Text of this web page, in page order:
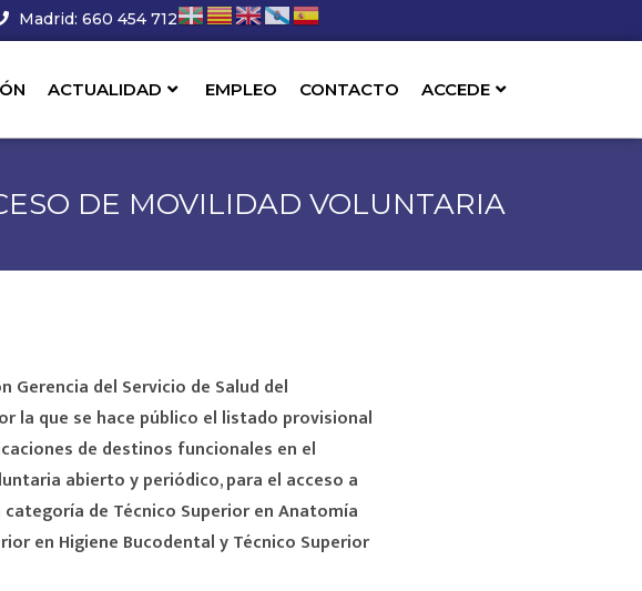
Madrid: 660 454 712
ACTUALIDAD EMPLEO CONTACTO ACCEDE
DE MOVILIDAD VOLUNTARIA
Gerencia del Servicio de Salud del
la que se hace público el listado provisional
de destinos funcionales en el
abierto y periódico, para el acceso a
de Técnico Superior en Anatomía
en Higiene Bucodental y Técnico Superior